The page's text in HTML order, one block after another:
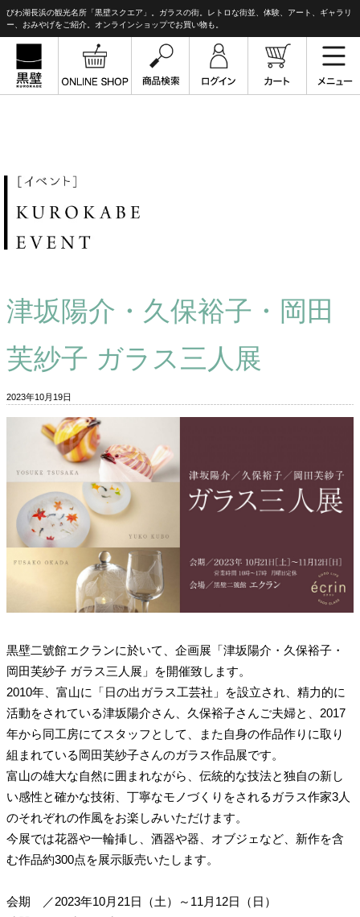
びわ湖長浜の観光名所「黒壁スクエア」。ガラスの街。レトロな街並、体験、アート、ギャラリ
ー、おみやげをご紹介。オンラインショップでお買い物も。
津坂陽介・久保裕子・岡田
芙紗子 ガラス三人展
2023年10月19日
黒壁二號館エクランに於いて、企画展「津坂陽介・久保裕子・
岡田芙紗子 ガラス三人展」を開催致します。
2010年、富山に「日の出ガラス工芸社」を設立され、精力的に
活動をされている津坂陽介さん、久保裕子さんご夫婦と、2017
年から同工房にてスタッフとして、また自身の作品作りに取り
組まれている岡田芙紗子さんのガラス作品展です。
富山の雄大な自然に囲まれながら、伝統的な技法と独自の新し
い感性と確かな技術、丁寧なモノづくりをされるガラス作家3人
のそれぞれの作風をお楽しみいただけます。
今展では花器や一輪挿し、酒器や器、オブジェなど、新作を含
む作品約300点を展示販売いたします。
会期 ／2023年10月21日（土）～11月12日（日）